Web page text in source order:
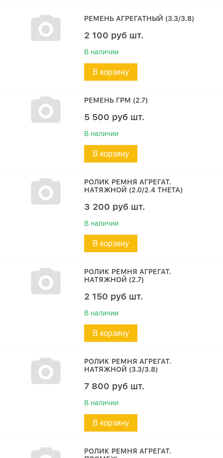
РЕМЕНЬ АГРЕГАТНЫЙ (3.3/3.8)
2 100 руб шт.
В наличии
В корзину
РЕМЕНЬ ГРМ (2.7)
5 500 руб шт.
В наличии
В корзину
РОЛИК РЕМНЯ АГРЕГАТ.
НАТЯЖНОЙ (2.0/2.4 THETA)
3 200 руб шт.
В наличии
В корзину
РОЛИК РЕМНЯ АГРЕГАТ.
НАТЯЖНОЙ (2.7)
2 150 руб шт.
В наличии
В корзину
РОЛИК РЕМНЯ АГРЕГАТ.
НАТЯЖНОЙ (3.3/3.8)
7 800 руб шт.
В наличии
В корзину
РОЛИК РЕМНЯ АГРЕГАТ.